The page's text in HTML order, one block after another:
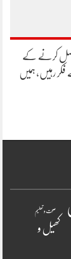
حاصل کرنے کے
رہیں، ہمیں
صحت و تعلیم
کھیل و